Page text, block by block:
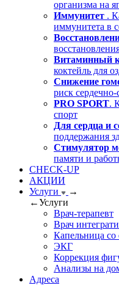
организма на
Иммунитет .
иммунитета в
Витаминный
коктейль для
Снижение
риск
PRO SPORT.
спорт
Для сердца и
поддержания
Стимулятор
памяти и
CHECK-UP
АКЦИИ
Услуги
→
←Услуги
Врач-терапевт
Врач
Капельница со
ЭКГ
Коррекция
Анализы на
Адреса